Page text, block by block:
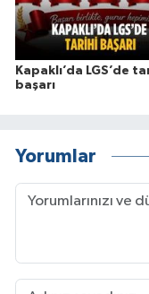
Kapaklı’da LGS’de
başarı
Yorumlar